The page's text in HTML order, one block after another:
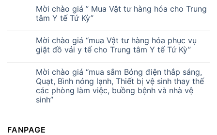
Mời chào giá ” Mua Vật tư hàng hóa cho Trung
tâm Y tế Tứ Kỳ”
Mời chào giá “mua Vật tư hàng hóa phục vụ
giặt đồ vải y tế cho Trung tâm Y tế Tứ Kỳ”
Mời chào giá “mua sắm Bóng điện thắp sáng,
Quạt, Bình nóng lạnh, Thiết bị vệ sinh thay thế
các phòng làm việc, buồng bệnh và nhà vệ
sinh”
FANPAGE